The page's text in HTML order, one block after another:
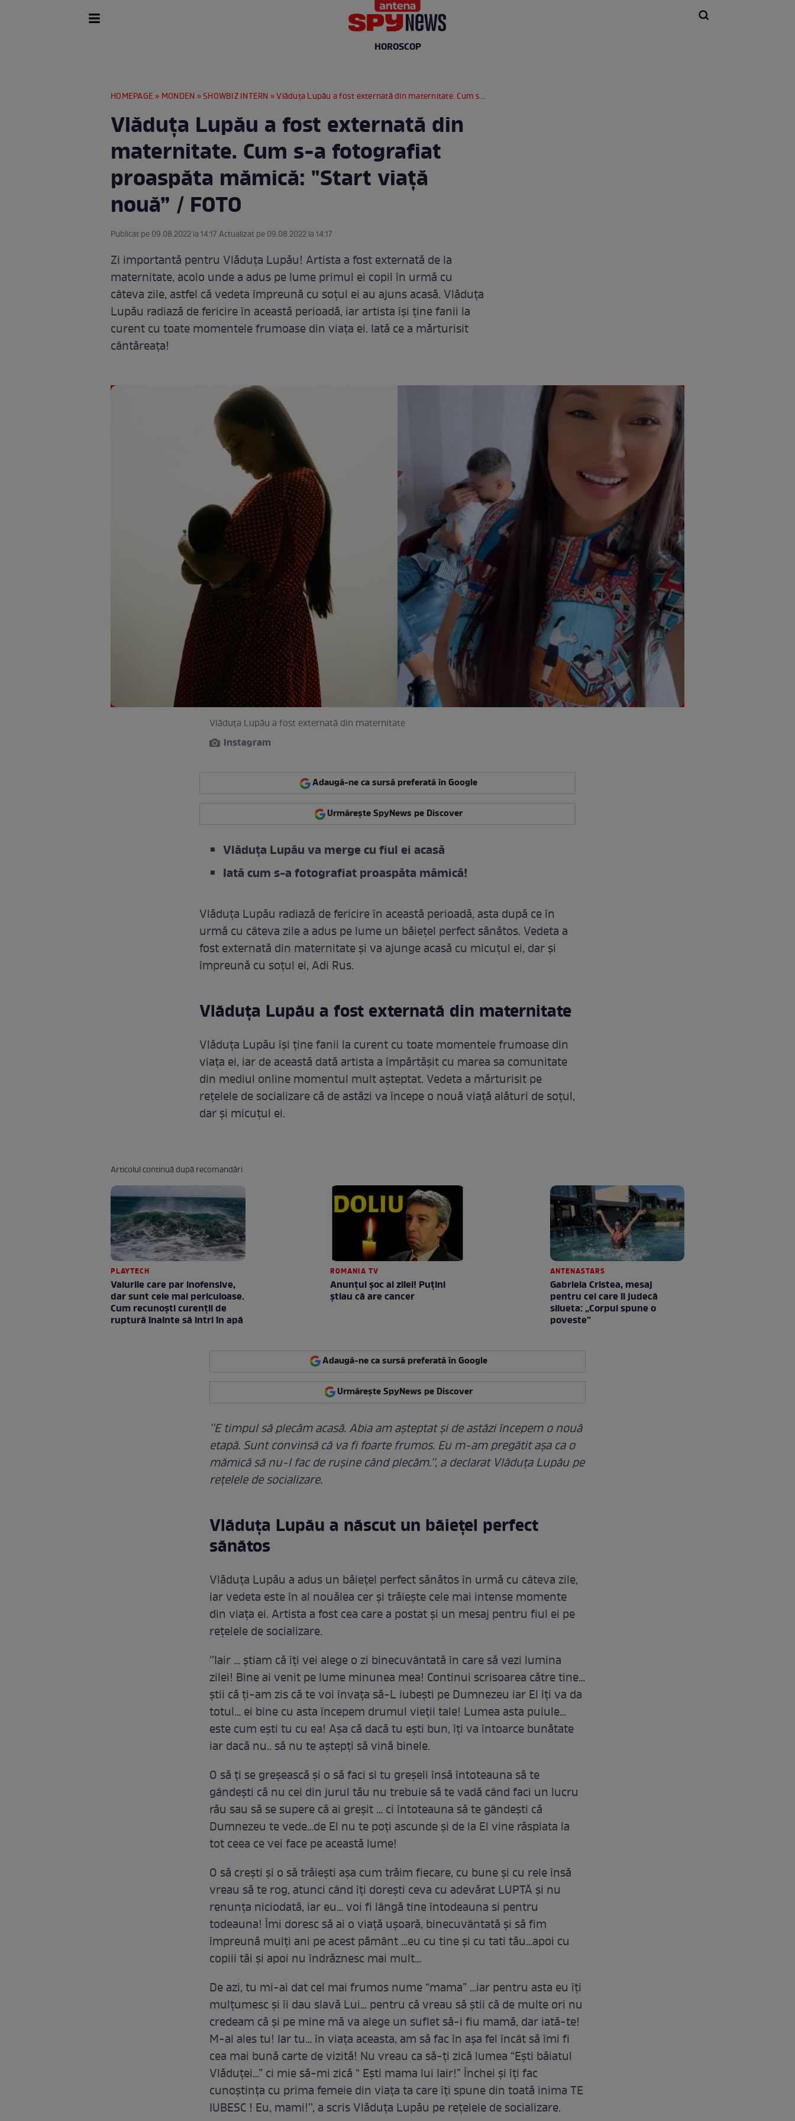
HOROSCOP
HOMEPAGE » MONDEN »SHOWBIZ INTERN » Vlăduța Lupău a fost externată din maternitate. Cum s-a fotografiat proaspăta mămică: "Start viață nouă” / FOTO
Vlăduța Lupău a fost externată din
maternitate. Cum s-a fotografiat
proaspăta mămică: "Start viață
nouă” / FOTO
Publicat pe 09.08.2022 la 14:17 Actualizat pe 09.08.2022 la 14:17
Zi importantă pentru Vlăduța Lupău! Artista a fost externată de la
maternitate, acolo unde a adus pe lume primul ei copil în urmă cu
câteva zile, astfel că vedeta împreună cu soțul ei au ajuns acasă. Vlăduța
Lupău radiază de fericire în această perioadă, iar artista își ține fanii la
curent cu toate momentele frumoase din viața ei. Iată ce a mărturisit
cântăreața!
Vlăduța Lupău a fost externată din maternitate
Instagram
Adaugă-ne ca sursă preferată în Google
Urmărește SpyNews pe Discover
Vlăduța Lupău va merge cu fiul ei acasă
Iată cum s-a fotografiat proaspăta mămică!
Vlăduța Lupău radiază de fericire în această perioadă, asta după ce în
urmă cu câteva zile a adus pe lume un băiețel perfect sănătos. Vedeta a
fost externată din maternitate și va ajunge acasă cu micuțul ei, dar și
împreună cu soțul ei, Adi Rus.
Vlăduța Lupău a fost externată din maternitate
Vlăduța Lupău își ține fanii la curent cu toate momentele frumoase din
viața ei, iar de această dată artista a împărtășit cu marea sa comunitate
din mediul online momentul mult așteptat. Vedeta a mărturisit pe
rețelele de socializare că de astăzi va începe o nouă viață alături de soțul,
dar și micuțul ei.
Articolul continuă după recomandări
PLAYTECH
Valurile care par inofensive,
dar sunt cele mai periculoase.
Cum recunoști curenții de
ruptură înainte să intri în apă
ROMANIA TV
Anunţul şoc al zilei! Puţini
ştiau că are cancer
ANTENASTARS
Gabriela Cristea, mesaj
pentru cei care îi judecă
silueta: „Corpul spune o
poveste”
Adaugă-ne ca sursă preferată în Google
Urmărește SpyNews pe Discover
''E timpul să plecăm acasă. Abia am așteptat și de astăzi începem o nouă
etapă. Sunt convinsă că va fi foarte frumos. Eu m-am pregătit așa ca o
mămică să nu-l fac de rușine când plecăm.'', a declarat Vlăduța Lupău pe
rețelele de socializare.
Vlăduța Lupău a născut un băiețel perfect
sănătos
Vlăduța Lupău a adus un băiețel perfect sănătos în urmă cu câteva zile,
iar vedeta este în al nouălea cer și trăiește cele mai intense momente
din viața ei. Artista a fost cea care a postat și un mesaj pentru fiul ei pe
rețelele de socializare.
‘’Iair … știam că îți vei alege o zi binecuvântată în care să vezi lumina
zilei! Bine ai venit pe lume minunea mea! Continui scrisoarea către tine…
știi că ți-am zis că te voi învața să-L iubești pe Dumnezeu iar El îți va da
totul… ei bine cu asta începem drumul vieții tale! Lumea asta puiule…
este cum ești tu cu ea! Așa că dacă tu ești bun, îți va întoarce bunătate
iar dacă nu.. să nu te aștepți să vină binele.
O să ți se greșească și o să faci si tu greșeli însă întoteauna să te
gândești că nu cei din jurul tău nu trebuie să te vadă când faci un lucru
rău sau să se supere că ai greșit … ci întoteauna să te gândești că
Dumnezeu te vede…de El nu te poți ascunde și de la El vine răsplata la
tot ceea ce vei face pe această lume!
O să crești și o să trăiești așa cum trăim fiecare, cu bune și cu rele însă
vreau să te rog, atunci când îți dorești ceva cu adevărat LUPTĂ și nu
renunța niciodată, iar eu… voi fi lângă tine întodeauna si pentru
todeauna! Îmi doresc să ai o viață ușoară, binecuvântată și să fim
împreună mulți ani pe acest pământ …eu cu tine și cu tati tău…apoi cu
copiii tăi și apoi nu îndrăznesc mai mult…
De azi, tu mi-ai dat cel mai frumos nume “mama” …iar pentru asta eu îți
mulțumesc și îi dau slavă Lui… pentru că vreau să știi că de multe ori nu
credeam că și pe mine mă va alege un suflet să-i fiu mamă, dar iată-te!
M-ai ales tu! Iar tu… în viața aceasta, am să fac în așa fel încât să îmi fi
cea mai bună carte de vizită! Nu vreau ca să-ți zică lumea “Ești băiatul
Vlăduței…” ci mie să-mi zică “ Ești mama lui Iair!” Închei și îți fac
cunoștința cu prima femeie din viața ta care îți spune din toată inima TE
IUBESC ! Eu, mami!’’, a scris Vlăduța Lupău pe rețelele de socializare.